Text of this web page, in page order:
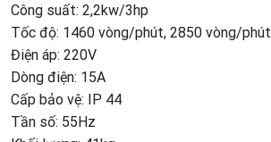
Công suất: 2,2kw/3hp
Tốc độ: 1460 vòng/phút, 2850 vòng/phút
Điện áp: 220V
Dòng điện: 15A
Cấp bảo vệ: IP 44
Tần số: 55Hz